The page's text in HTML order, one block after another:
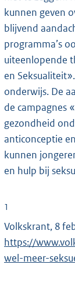
kunnen geven
blijvend
programma’s
uiteenlopende
en
onderwijs. De
de campagnes
gezondheid
anticonceptie
kunnen
en hulp bij
1
Volkskrant, 8
https://
wel-meer-